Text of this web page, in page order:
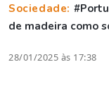
Sociedade:
de madeira como
28/01/2025 às 17:38